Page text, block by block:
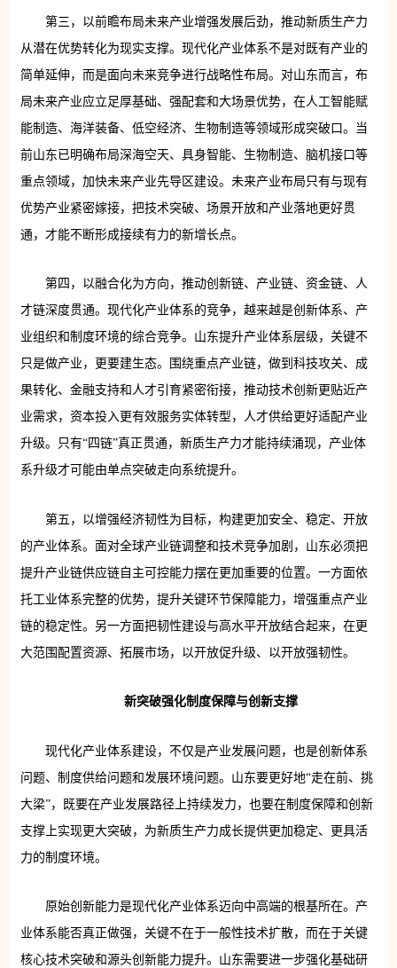
第三，以前瞻布局未来产业增强发展后劲，推动新质生产力
从潜在优势转化为现实支撑。现代化产业体系不是对既有产业的
简单延伸，而是面向未来竞争进行战略性布局。对山东而言，布
局未来产业应立足厚基础、强配套和大场景优势，在人工智能赋
能制造、海洋装备、低空经济、生物制造等领域形成突破口。当
前山东已明确布局深海空天、具身智能、生物制造、脑机接口等
重点领域，加快未来产业先导区建设。未来产业布局只有与现有
优势产业紧密嫁接，把技术突破、场景开放和产业落地更好贯
通，才能不断形成接续有力的新增长点。
第四，以融合化为方向，推动创新链、产业链、资金链、人
才链深度贯通。现代化产业体系的竞争，越来越是创新体系、产
业组织和制度环境的综合竞争。山东提升产业体系层级，关键不
只是做产业，更要建生态。围绕重点产业链，做到科技攻关、成
果转化、金融支持和人才引育紧密衔接，推动技术创新更贴近产
业需求，资本投入更有效服务实体转型，人才供给更好适配产业
升级。只有“四链”真正贯通，新质生产力才能持续涌现，产业体
系升级才可能由单点突破走向系统提升。
第五，以增强经济韧性为目标，构建更加安全、稳定、开放
的产业体系。面对全球产业链调整和技术竞争加剧，山东必须把
提升产业链供应链自主可控能力摆在更加重要的位置。一方面依
托工业体系完整的优势，提升关键环节保障能力，增强重点产业
链的稳定性。另一方面把韧性建设与高水平开放结合起来，在更
大范围配置资源、拓展市场，以开放促升级、以开放强韧性。
新突破强化制度保障与创新支撑
现代化产业体系建设，不仅是产业发展问题，也是创新体系
问题、制度供给问题和发展环境问题。山东要更好地“走在前、挑
大梁”，既要在产业发展路径上持续发力，也要在制度保障和创新
支撑上实现更大突破，为新质生产力成长提供更加稳定、更具活
力的制度环境。
原始创新能力是现代化产业体系迈向中高端的根基所在。产
业体系能否真正做强，关键不在于一般性技术扩散，而在于关键
核心技术突破和源头创新能力提升。山东需要进一步强化基础研